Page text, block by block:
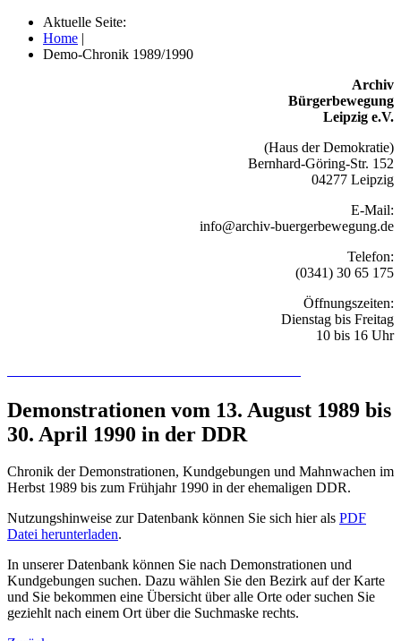
Aktuelle Seite:
Home |
Demo-Chronik 1989/1990
Archiv
Bürgerbewegung
Leipzig e.V.
(Haus der Demokratie)
Bernhard-Göring-Str. 152
04277 Leipzig
E-Mail:
info@archiv-buergerbewegung.de
Telefon:
(0341) 30 65 175
Öffnungszeiten:
Dienstag bis Freitag
10 bis 16 Uhr
Demonstrationen vom 13. August 1989 bis
30. April 1990 in der DDR
Chronik der Demonstrationen, Kundgebungen und Mahnwachen im
Herbst 1989 bis zum Frühjahr 1990 in der ehemaligen DDR.
Nutzungshinweise zur Datenbank können Sie sich hier als PDF
Datei herunterladen.
In unserer Datenbank können Sie nach Demonstrationen und
Kundgebungen suchen. Dazu wählen Sie den Bezirk auf der Karte
und Sie bekommen eine Übersicht über alle Orte oder suchen Sie
geziehlt nach einem Ort über die Suchmaske rechts.